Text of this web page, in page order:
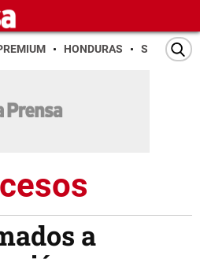
HONDURAS SAN PEDRO
a